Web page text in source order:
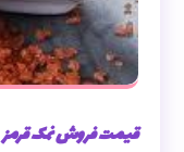
قیمت فروش نمک قرمز